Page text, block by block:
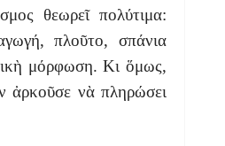
θεωρεῖ πολύτιμα:
πλοῦτο, σπάνια
μόρφωση. Κι ὅμως,
ἀρκοῦσε νὰ πληρώσει